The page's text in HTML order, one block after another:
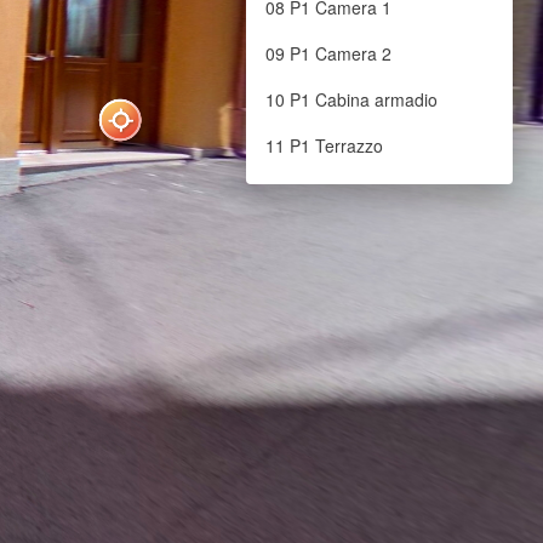
08 P1 Camera 1
09 P1 Camera 2
10 P1 Cabina armadio
11 P1 Terrazzo